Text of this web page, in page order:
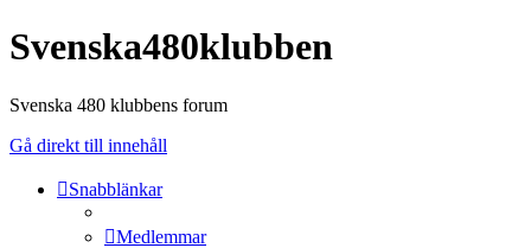
Svenska480klubben
Svenska 480 klubbens forum
Gå direkt till innehåll
Snabblänkar
Medlemmar